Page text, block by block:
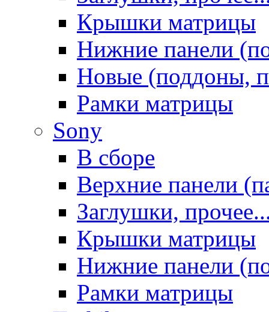
Крышки матрицы
Нижние панели
Новые (поддоны,
Рамки матрицы
Sony
В сборе
Верхние панели
Заглушки,
Крышки матрицы
Нижние панели
Рамки матрицы